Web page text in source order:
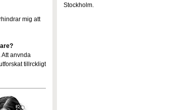
mig att
anvnda
tillrckligt
Stockholm.